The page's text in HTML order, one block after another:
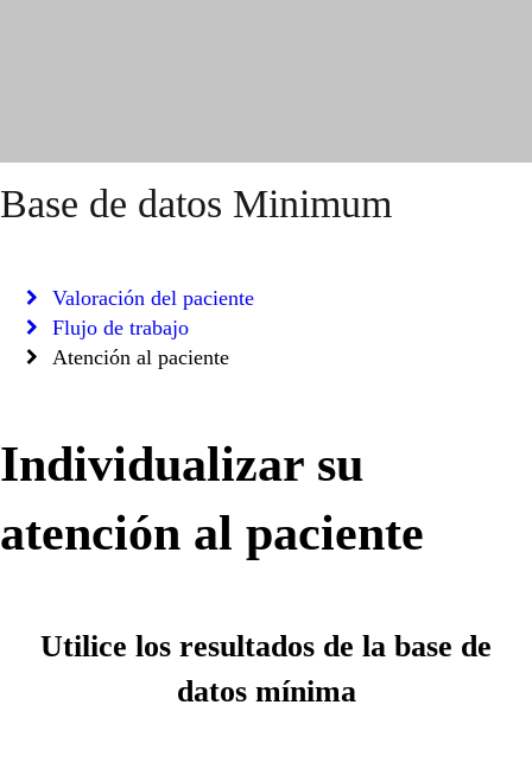
Base de datos Minimum
Valoración del paciente
Flujo de trabajo
Atención al paciente
Individualizar su
atención al paciente
Utilice los resultados de la base de
datos mínima